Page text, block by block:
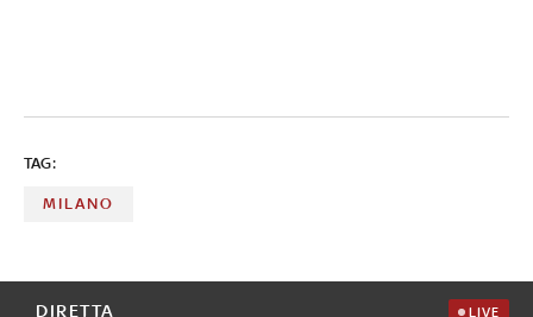
TAG:
MILANO
DIRETTA LIVE